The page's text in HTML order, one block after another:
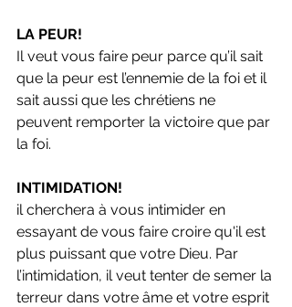
LA PEUR!
Il veut vous faire peur parce qu’il sait
que la peur est l’ennemie de la foi et il
sait aussi que les chrétiens ne
peuvent remporter la victoire que par
la foi.
INTIMIDATION!
il cherchera à vous intimider en
essayant de vous faire croire qu'il est
plus puissant que votre Dieu. Par
l’intimidation, il veut tenter de semer la
terreur dans votre âme et votre esprit